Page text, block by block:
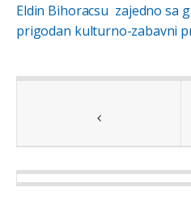
Eldin Bihoracsu zajedno sa
prigodan kulturno-zabavni